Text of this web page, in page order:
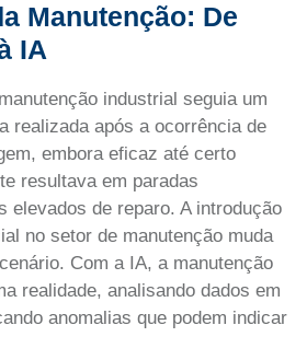
Manutenção: De
IA
industrial seguia um
realizada após a ocorrência de
embora eficaz até certo
resultava em paradas
elevados de reparo. A introdução
no setor de manutenção muda
Com a IA, a manutenção
realidade, analisando dados em
anomalias que podem indicar